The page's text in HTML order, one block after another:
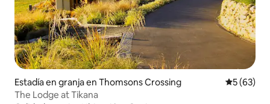
Estadía en granja en Thomsons Crossing
5 (63)
The Lodge at Tikana